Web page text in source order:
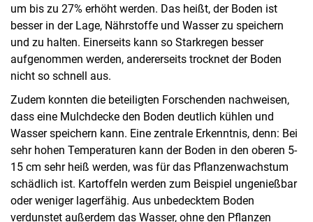
um bis zu 27% erhöht werden. Das heißt, der Boden ist
besser in der Lage, Nährstoffe und Wasser zu speichern
und zu halten. Einerseits kann so Starkregen besser
aufgenommen werden, andererseits trocknet der Boden
nicht so schnell aus.
Zudem konnten die beteiligten Forschenden nachweisen,
dass eine Mulchdecke den Boden deutlich kühlen und
Wasser speichern kann. Eine zentrale Erkenntnis, denn: Bei
sehr hohen Temperaturen kann der Boden in den oberen 5-
15 cm sehr heiß werden, was für das Pflanzenwachstum
schädlich ist. Kartoffeln werden zum Beispiel ungenießbar
oder weniger lagerfähig. Aus unbedecktem Boden
verdunstet außerdem das Wasser, ohne den Pflanzen